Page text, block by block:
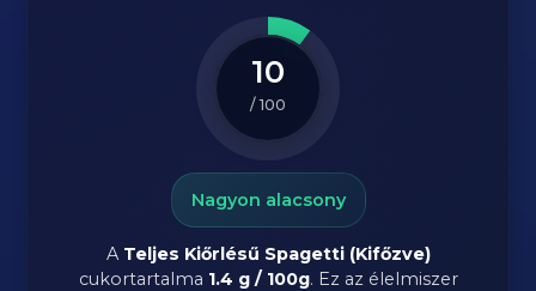
10
/ 100
Nagyon alacsony
A Teljes Kiőrlésű Spagetti (Kifőzve)
cukortartalma 1.4 g / 100g. Ez az élelmiszer